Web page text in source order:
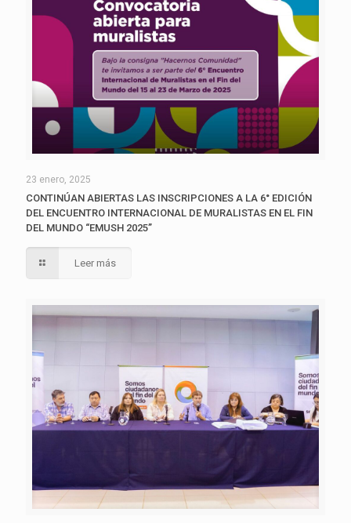
23 enero, 2025
CONTINÚAN ABIERTAS LAS INSCRIPCIONES A LA 6° EDICIÓN
DEL ENCUENTRO INTERNACIONAL DE MURALISTAS EN EL FIN
DEL MUNDO “EMUSH 2025”
Leer más